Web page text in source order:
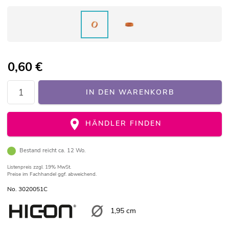
0,60€
IN DEN WARENKORB
HÄNDLER FINDEN
Bestand reicht ca. 12 Wo.
Listenpreis zzgl. 19% MwSt.
Preise im Fachhandel ggf. abweichend.
No. 3020051C
1,95 cm